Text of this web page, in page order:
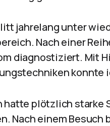
litt jahrelang unter
Nach einer
diagnostiziert. Mit
konnte
hatte plötzlich
Nach einem